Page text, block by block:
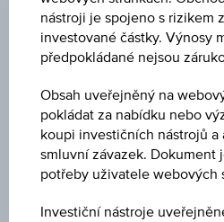
25.937,49 HKD
ZMĚNA
MAXIMUM
25.957,75 HKD
MINIMUM
25.720,46 HKD
nástroji je spojeno s rizikem
investované částky. Výnosy
předpokládané nejsou
Obsah uveřejněný na
pokládat za nabídku nebo
koupi investičních nástrojů a
smluvní závazek. Dokument
potřeby uživatele webových
Investiční nástroje